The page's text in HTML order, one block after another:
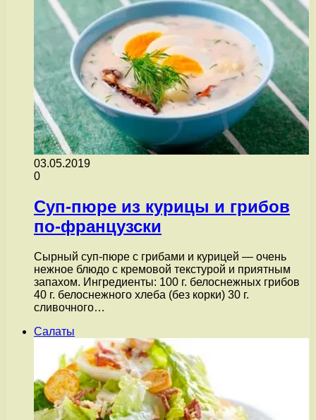
03.05.2019
0
Суп-пюре из курицы и грибов
по-французски
Сырный суп-пюре с грибами и курицей — очень
нежное блюдо с кремовой текстурой и приятным
запахом. Ингредиенты: 100 г. белоснежных грибов
40 г. белоснежного хлеба (без корки) 30 г.
сливочного…
Салаты